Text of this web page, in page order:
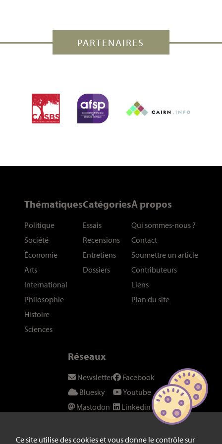
Ce site utilise des cookies et vous donne le contrôle sur
PARTENAIRES
Thématiques
Politique
Société
Économie
Arts
International
Philosophie
Histoire
Sciences
Catégories
Essais
Recensions
Entretiens
Dossiers
À propos
Qui sommes-nous ?
Contact
Soumettre un article
Contributeurs
Liens
Plan du site
Réseaux
Newsletter
Bluesky
Mastodon
Instagram
Facebook
Youtube
Linkedin
Fil RSS